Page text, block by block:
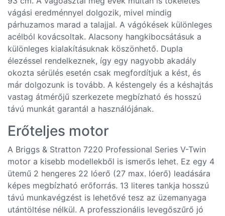
vágási eredménnyel dolgozik, mivel mindig
párhuzamos marad a talajjal. A vágókések különleges
acélból kovácsoltak. Alacsony hangkibocsátásuk a
különleges kialakításuknak köszönhető. Dupla
élezéssel rendelkeznek, így egy nagyobb akadály
okozta sérülés esetén csak megfordítjuk a kést, és
már dolgozunk is tovább. A késtengely és a késhajtás
vastag átmérőjű szerkezete megbízható és hosszú
távú munkát garantál a használójának.
Erőteljes motor
A Briggs & Stratton 7220 Professional Series V-Twin
motor a kisebb modellekből is ismerős lehet. Ez egy 4
ütemű 2 hengeres 22 lóerő (27 max. lóerő) leadására
képes megbízható erőforrás. 13 literes tankja hosszú
távú munkavégzést is lehetővé tesz az üzemanyaga
utántöltése nélkül. A professzionális levegőszűrő jó